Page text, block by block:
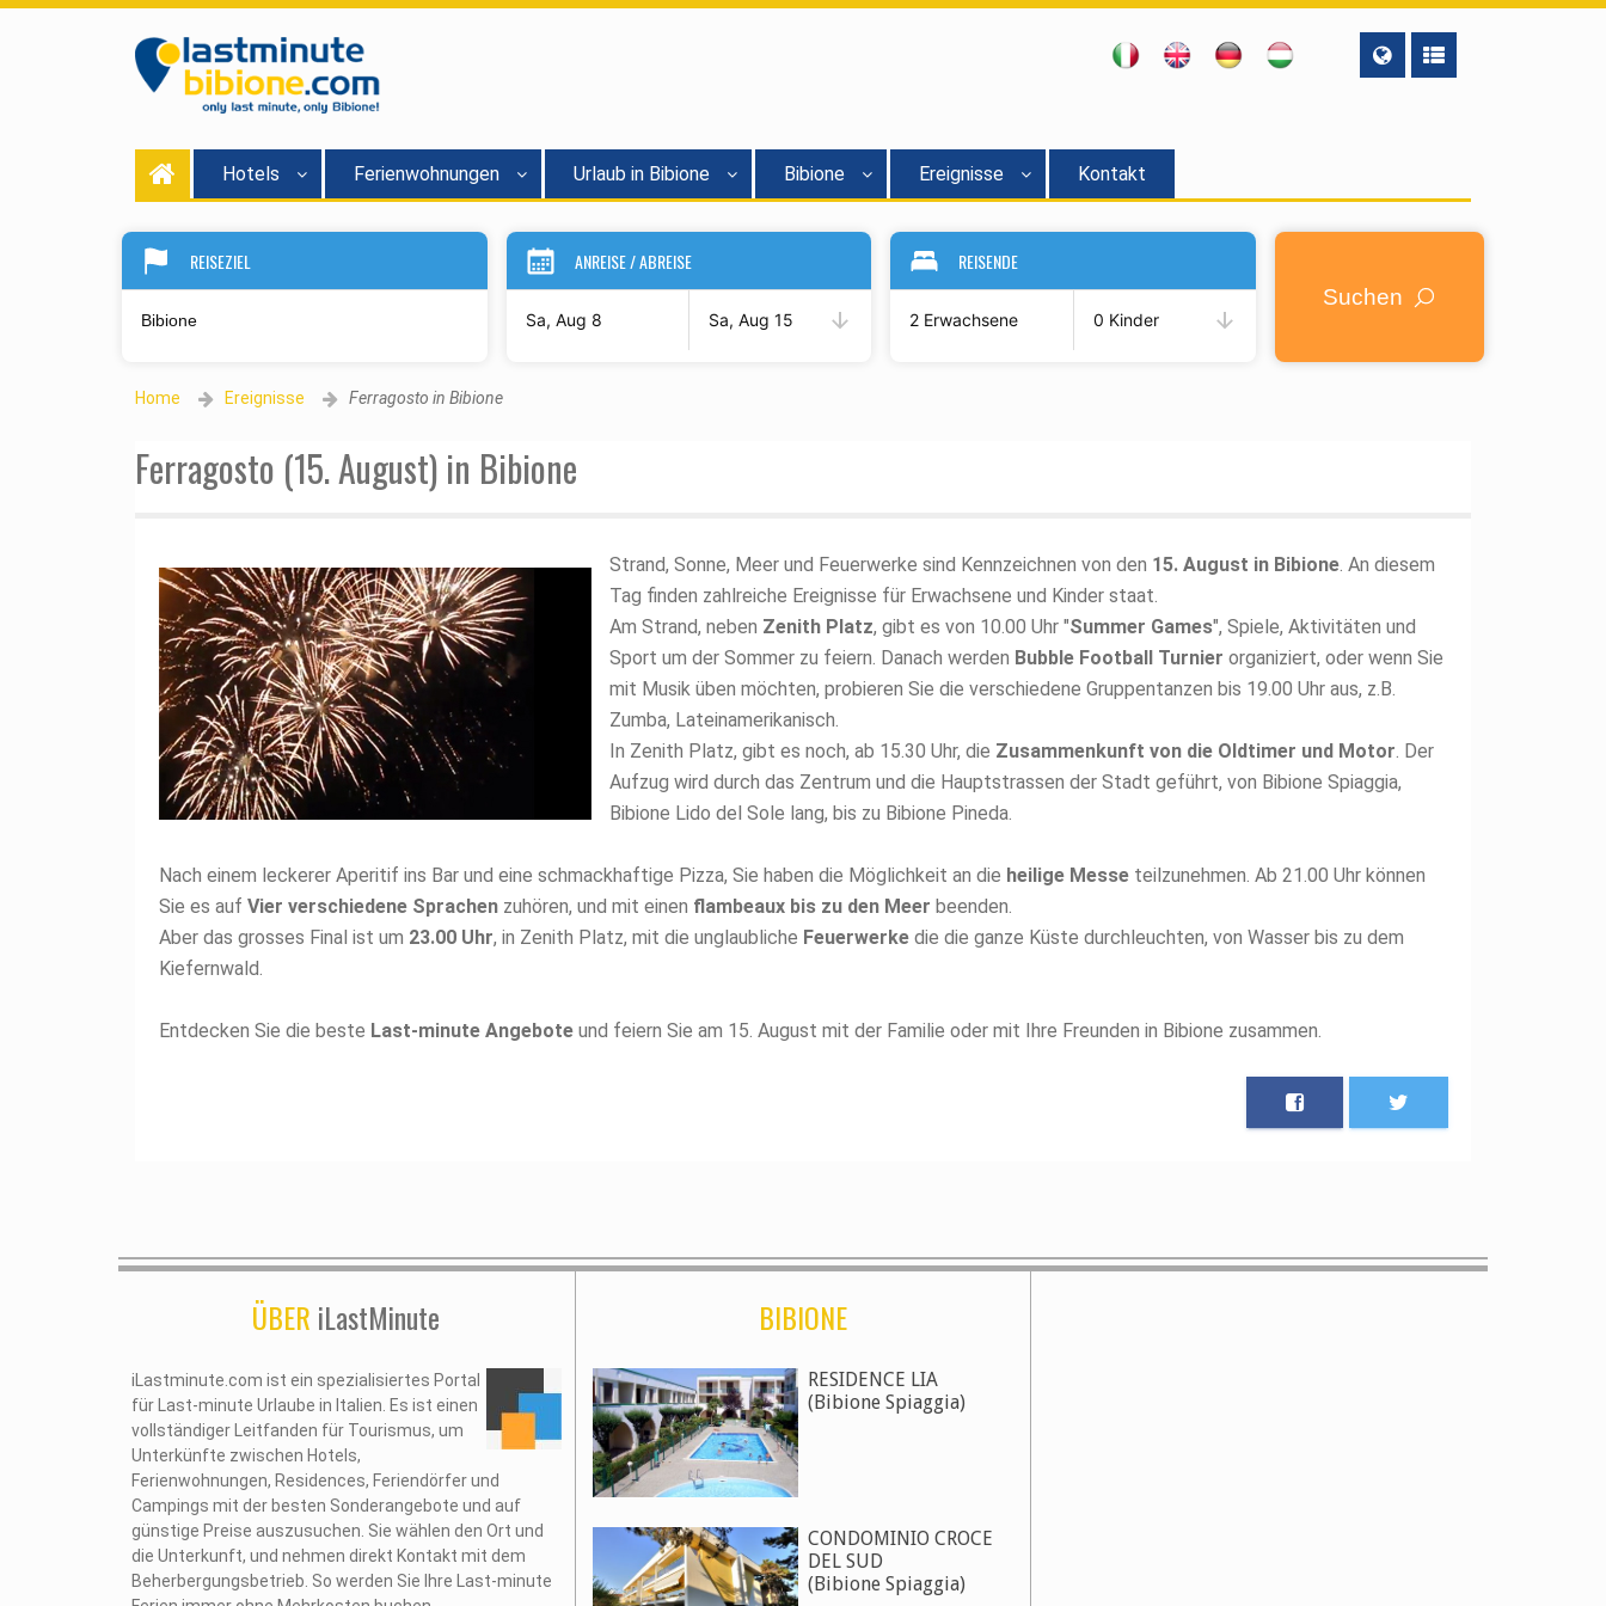
Hotels Ferienwohnungen Urlaub in Bibione Bibione Ereignisse Kontakt
REISEZIEL ANREISE / ABREISE
Sa, Aug 8 Sa, Aug 15
REISENDE
2 Erwachsene 0 Kinder
Suchen
Home Ereignisse Ferragosto in Bibione
Ferragosto (15. August) in Bibione
Strand, Sonne, Meer und Feuerwerke sind Kennzeichnen von den 15. August in Bibione. An diesem
Tag finden zahlreiche Ereignisse für Erwachsene und Kinder staat.
Am Strand, neben Zenith Platz, gibt es von 10.00 Uhr "Summer Games", Spiele, Aktivitäten und
Sport um der Sommer zu feiern. Danach werden Bubble Football Turnier organiziert, oder wenn Sie
mit Musik üben möchten, probieren Sie die verschiedene Gruppentanzen bis 19.00 Uhr aus, z.B.
Zumba, Lateinamerikanisch.
In Zenith Platz, gibt es noch, ab 15.30 Uhr, die Zusammenkunft von die Oldtimer und Motor. Der
Aufzug wird durch das Zentrum und die Hauptstrassen der Stadt geführt, von Bibione Spiaggia,
Bibione Lido del Sole lang, bis zu Bibione Pineda.
Nach einem leckerer Aperitif ins Bar und eine schmackhaftige Pizza, Sie haben die Möglichkeit an die heilige Messe teilzunehmen. Ab 21.00 Uhr können
Sie es aufVier verschiedene Sprachen zuhören, und mit einen flambeaux bis zu den Meer beenden.
Aber das grosses Final ist um 23.00 Uhr, in Zenith Platz, mit die unglaubliche Feuerwerke die die ganze Küste durchleuchten, von Wasser bis zu dem
Kiefernwald.
Entdecken Sie die beste Last-minute Angebote und feiern Sie am 15. August mit der Familie oder mit Ihre Freunden in Bibione zusammen.
ÜBER iLastMinute
iLastminute.com ist ein spezialisiertes Portal
für Last-minute Urlaube in Italien. Es ist einen
vollständiger Leitfanden für Tourismus, um
Unterkünfte zwischen Hotels,
Ferienwohnungen, Residences, Feriendörfer und
Campings mit der besten Sonderangebote und auf
günstige Preise auszusuchen. Sie wählen den Ort und
die Unterkunft, und nehmen direkt Kontakt mit dem
Beherbergungsbetrieb. So werden Sie Ihre Last-minute
BIBIONE
RESIDENCE LIA
(Bibione Spiaggia)
CONDOMINIO CROCE
DEL SUD
(Bibione Spiaggia)